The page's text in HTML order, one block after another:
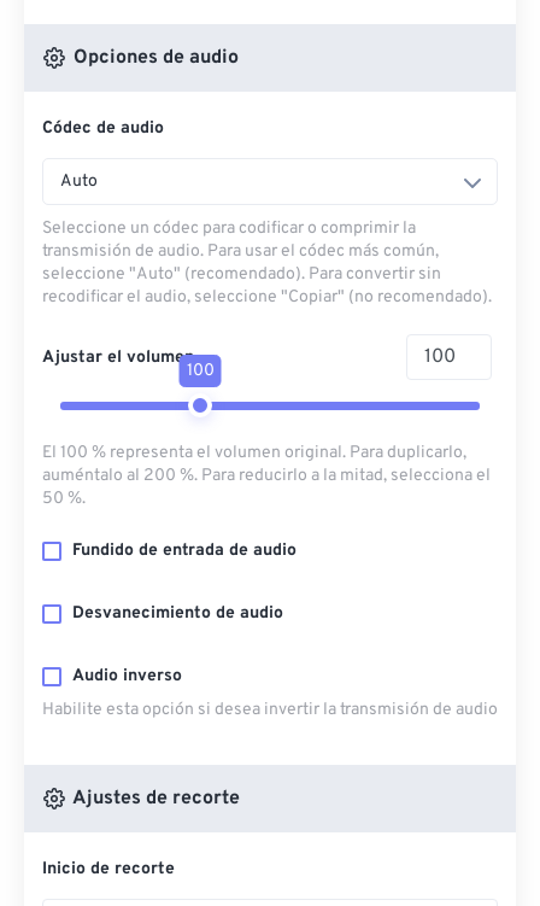
Desde OneDrive
Desde URL
Opciones de audio
Códec de audio
Auto
Seleccione un códec para codificar o comprimir la
transmisión de audio. Para usar el códec más común,
seleccione "Auto" (recomendado). Para convertir sin
recodificar el audio, seleccione "Copiar" (no recomendado).
Ajustar el volumen
100
El 100 % representa el volumen original. Para duplicarlo,
auméntalo al 200 %. Para reducirlo a la mitad, selecciona el
50 %.
Fundido de entrada de audio
Desvanecimiento de audio
Audio inverso
Habilite esta opción si desea invertir la transmisión de audio
Ajustes de recorte
Inicio de recorte